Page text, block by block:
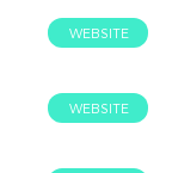
WEBSITE
WEBSITE